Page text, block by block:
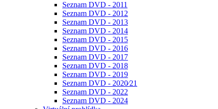
Seznam DVD - 2011
Seznam DVD - 2012
Seznam DVD - 2013
Seznam DVD - 2014
Seznam DVD - 2015
Seznam DVD - 2016
Seznam DVD - 2017
Seznam DVD - 2018
Seznam DVD - 2019
Seznam DVD - 2020⁄21
Seznam DVD - 2022
Seznam DVD - 2024